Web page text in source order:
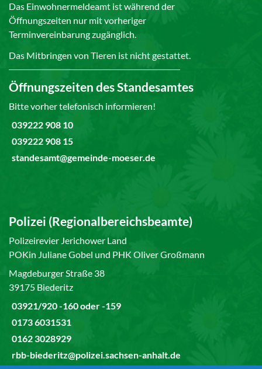
Das Einwohnermeldeamt ist während der
Öffnungszeiten nur mit vorheriger
Terminvereinbarung zugänglich.
Das Mitbringen von Tieren ist nicht gestattet.
Öffnungszeiten des Standesamtes
Bitte vorher telefonisch informieren!
039222 908 10
039222 908 15
standesamt@gemeinde-moeser.de
Polizei (Regionalbereichsbeamte)
Polizeirevier Jerichower Land
POKin Juliane Gobel und PHK Oliver Großmann
Magdeburger Straße 38
39175 Biederitz
03921/920 -160 oder -159
0173 6031531
0162 3028929
rbb-biederitz@polizei.sachsen-anhalt.de